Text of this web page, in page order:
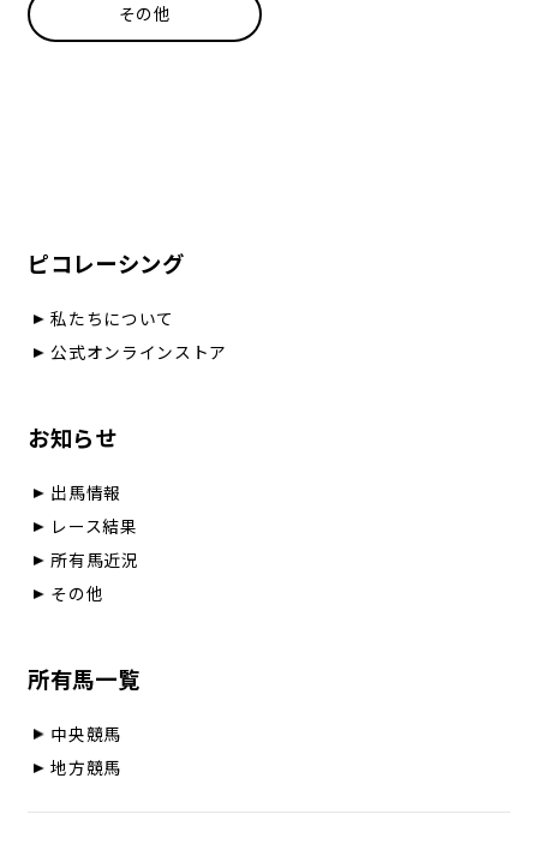
その他
ピコレーシング
私たちについて
公式オンラインストア
お知らせ
出馬情報
レース結果
所有馬近況
その他
所有馬一覧
中央競馬
地方競馬